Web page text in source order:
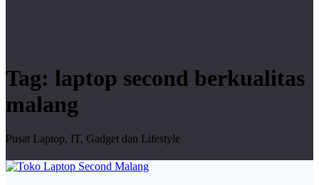
Tag: laptop second berkualitas
malang
Pusat Laptop, IT, Gadget dan Lifestyle